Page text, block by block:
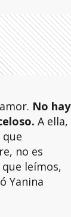
No hay
A ella,
no es
leímos,
Yanina